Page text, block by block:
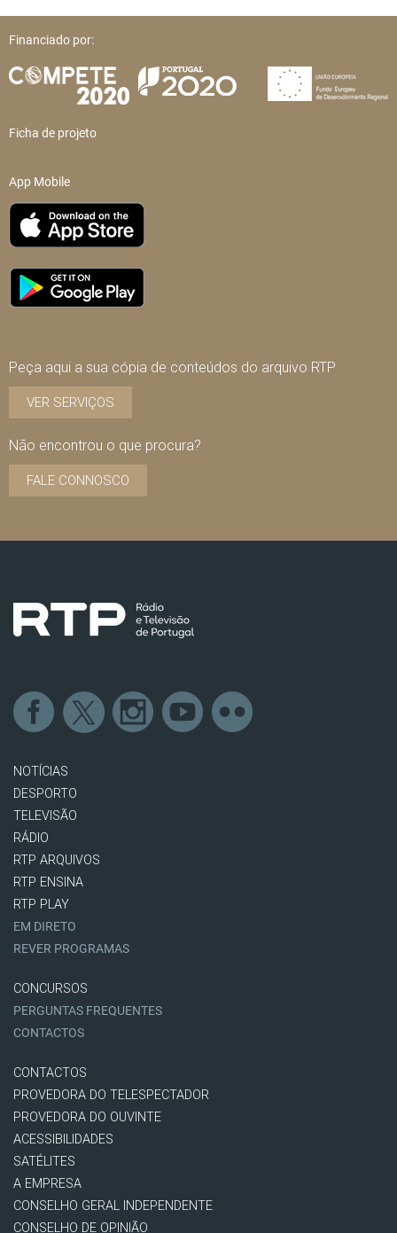
Financiado por:
Ficha de projeto
App Mobile
Peça aqui a sua cópia de conteúdos do arquivo RTP
VER SERVIÇOS
Não encontrou o que procura?
FALE CONNOSCO
NOTÍCIAS
DESPORTO
TELEVISÃO
RÁDIO
RTP ARQUIVOS
RTP ENSINA
RTP PLAY
EM DIRETO
REVER PROGRAMAS
CONCURSOS
PERGUNTAS FREQUENTES
CONTACTOS
CONTACTOS
PROVEDORA DO TELESPECTADOR
PROVEDORA DO OUVINTE
ACESSIBILIDADES
SATÉLITES
A EMPRESA
CONSELHO GERAL INDEPENDENTE
CONSELHO DE OPINIÃO